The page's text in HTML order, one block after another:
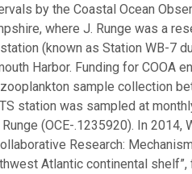
by the Coastal Ocean
where J. Runge was a
(known as Station WB-7
Harbor. Funding for COOA
sample collection
station was sampled at
(OCE-.1235920). In
Research:
Atlantic continental